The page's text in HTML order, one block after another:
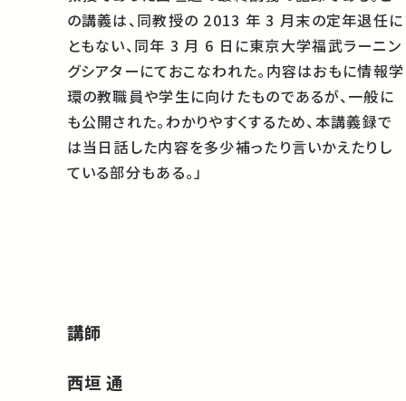
の講義は、同教授の 2013 年 3 月末の定年退任に
ともない、同年 3 月 6 日に東京大学福武ラーニン
グシアターにておこなわれた。内容はおもに情報学
環の教職員や学生に向けたものであるが、一般に
も公開された。わかりやすくするため、本講義録で
は当日話した内容を多少補ったり言いかえたりし
ている部分もある。」
講師
西垣 通